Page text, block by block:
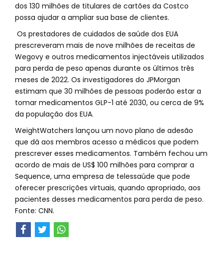
dos 130 milhões de titulares de cartões da Costco
possa ajudar a ampliar sua base de clientes.
Os prestadores de cuidados de saúde dos EUA
prescreveram mais de nove milhões de receitas de
Wegovy e outros medicamentos injectáveis utilizados
para perda de peso apenas durante os últimos três
meses de 2022. Os investigadores do JPMorgan
estimam que 30 milhões de pessoas poderão estar a
tomar medicamentos GLP-1 até 2030, ou cerca de 9%
da população dos EUA.
WeightWatchers lançou um novo plano de adesão
que dá aos membros acesso a médicos que podem
prescrever esses medicamentos. Também fechou um
acordo de mais de US$ 100 milhões para comprar a
Sequence, uma empresa de telessaúde que pode
oferecer prescrições virtuais, quando apropriado, aos
pacientes desses medicamentos para perda de peso.
Fonte: CNN.